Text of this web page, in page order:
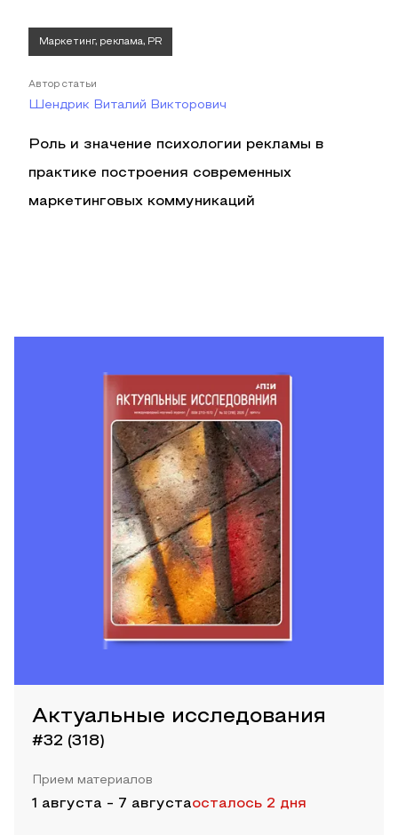
Маркетинг, реклама, PR
Автор статьи
Шендрик Виталий Викторович
Роль и значение психологии рекламы в
практике построения современных
маркетинговых коммуникаций
Актуальные исследования
#32 (318)
Прием материалов
1 августа - 7 августаосталось 2 дня